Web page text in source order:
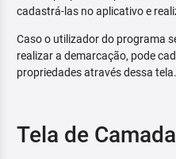
cadastrá-las no aplicativo e
Caso o utilizador do programa
realizar a demarcação, pode
propriedades através dessa tela.
Tela de